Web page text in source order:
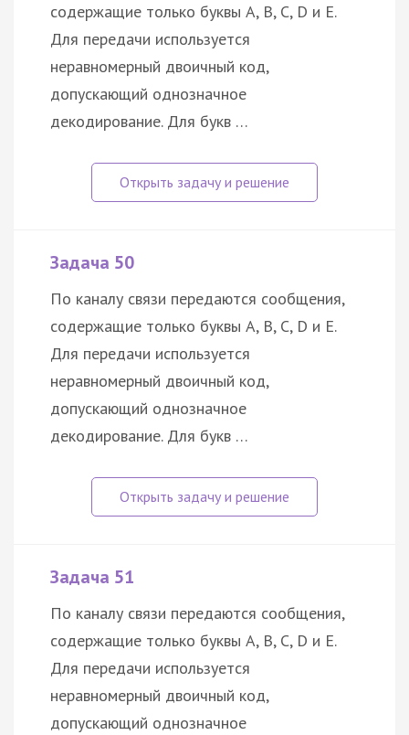
содержащие только буквы A, B, C, D и E.
Для передачи используется
неравномерный двоичный код,
допускающий однозначное
декодирование. Для букв …
Задача 50
По каналу связи передаются сообщения,
содержащие только буквы A, B, C, D и E.
Для передачи используется
неравномерный двоичный код,
допускающий однозначное
декодирование. Для букв …
Задача 51
По каналу связи передаются сообщения,
содержащие только буквы A, B, C, D и E.
Для передачи используется
неравномерный двоичный код,
допускающий однозначное